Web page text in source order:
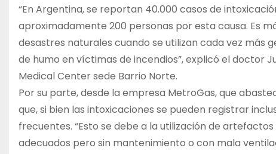
“En Argentina, se reportan 40.000 casos de
aproximadamente 200 personas por esta causa. Es
desastres naturales cuando se utilizan cada vez más
de humo en víctimas de incendios”, explicó el doctor
Medical Center sede Barrio Norte.
Por su parte, desde la empresa MetroGas, que
que, si bien las intoxicaciones se pueden registrar
frecuentes. “Esto se debe a la utilización de
adecuados pero sin mantenimiento o con mala